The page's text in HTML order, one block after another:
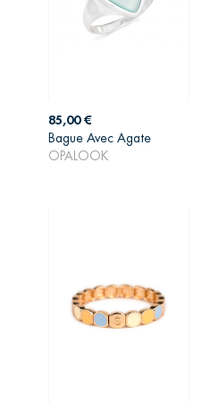
Prix
85,00 €
Bague Avec Agate
OPALOOK
AJOUTER AU
PANIER